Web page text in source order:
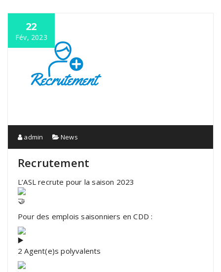
22
Fév, 2023
admin News
Recrutement
L’ASL recrute pour la saison 2023
Pour des emplois saisonniers en CDD :
2 Agent(e)s polyvalents